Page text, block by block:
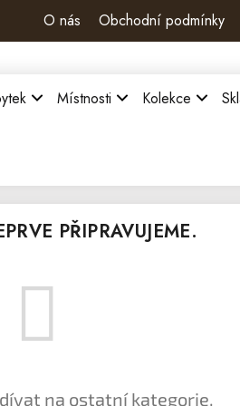
O nás Obchodní podmínky
Místnosti Kolekce
PŘIPRAVUJEME.
na ostatní kategorie.